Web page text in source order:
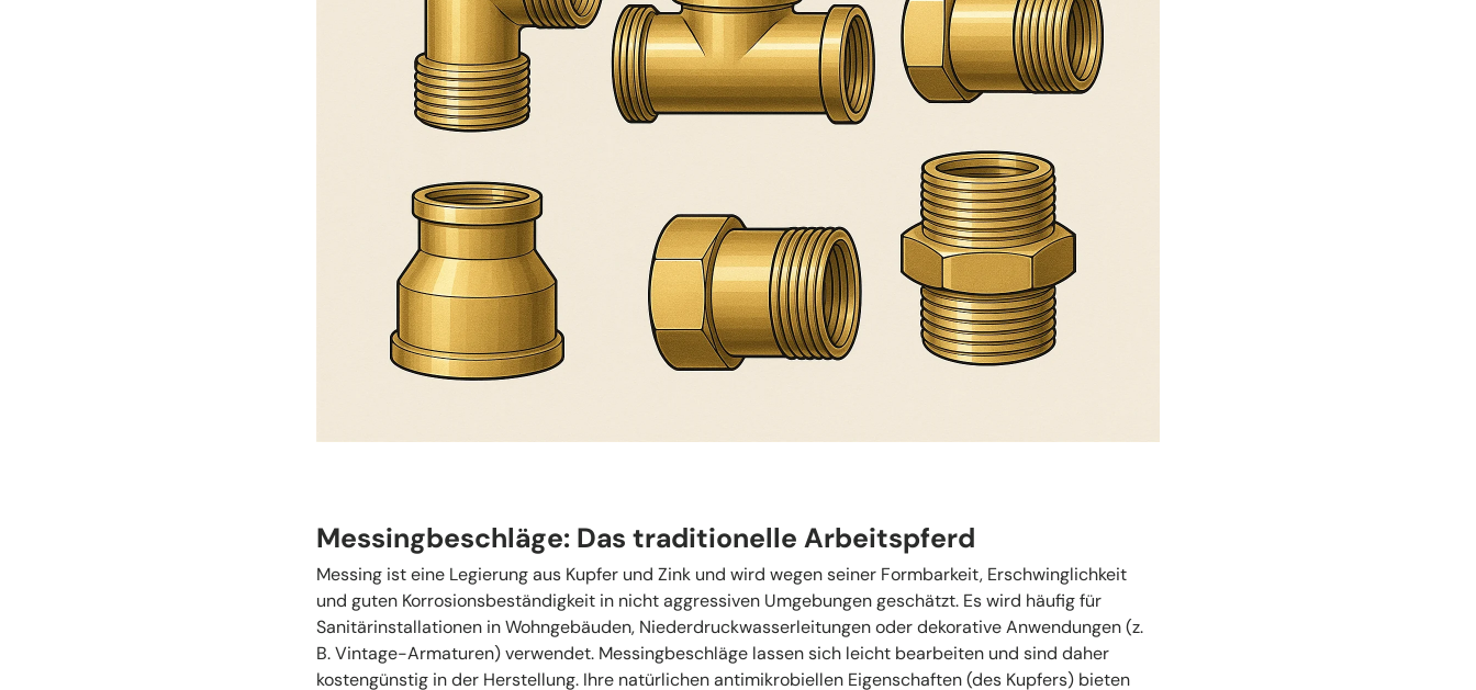
Messingbeschläge: Das traditionelle Arbeitspferd
Messing ist eine Legierung aus Kupfer und Zink und wird wegen seiner Formbarkeit, Erschwinglichkeit
und guten Korrosionsbeständigkeit in nicht aggressiven Umgebungen geschätzt. Es wird häufig für
Sanitärinstallationen in Wohngebäuden, Niederdruckwasserleitungen oder dekorative Anwendungen (z.
B. Vintage-Armaturen) verwendet. Messingbeschläge lassen sich leicht bearbeiten und sind daher
kostengünstig in der Herstellung. Ihre natürlichen antimikrobiellen Eigenschaften (des Kupfers) bieten